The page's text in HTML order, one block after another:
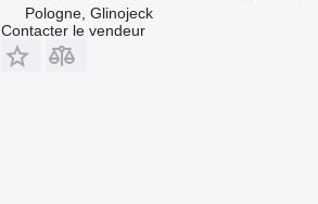
Pologne, Glinojeck
Contacter le vendeur